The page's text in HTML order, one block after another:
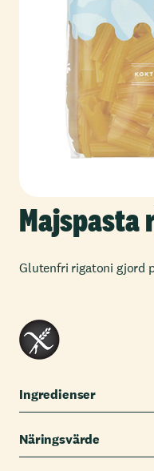
Majspasta
Glutenfri rigatoni gjord
Ingredienser
Näringsvärde